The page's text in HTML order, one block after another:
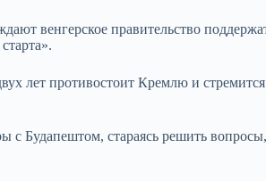
венгерское правительство
лет противостоит Кремлю и стремится
с Будапештом, стараясь решить